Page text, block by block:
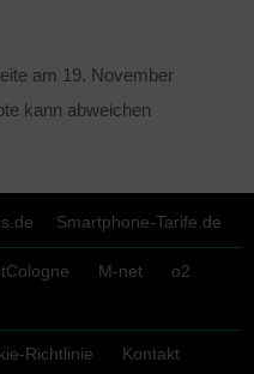
am 19. November
kann abweichen
Smartphone-Tarife.de
M-net
o2
Richtlinie Kontakt